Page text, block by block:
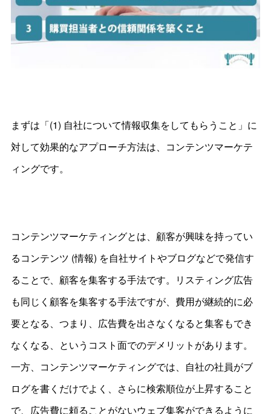
まずは「(1) 自社について情報収集をしてもらうこと」に
対して効果的なアプローチ方法は、コンテンツマーケテ
ィングです。
コンテンツマーケティングとは、顧客が興味を持ってい
るコンテンツ (情報) を自社サイトやブログなどで発信す
ることで、顧客を集客する手法です。リスティング広告
も同じく顧客を集客する手法ですが、費用が継続的に必
要となる、つまり、広告費を出さなくなると集客もでき
なくなる、というコスト面でのデメリットがあります。
一方、コンテンツマーケティングでは、自社の社員がブ
ログを書くだけでよく、さらに検索順位が上昇すること
で、広告費に頼ることがないウェブ集客ができるように